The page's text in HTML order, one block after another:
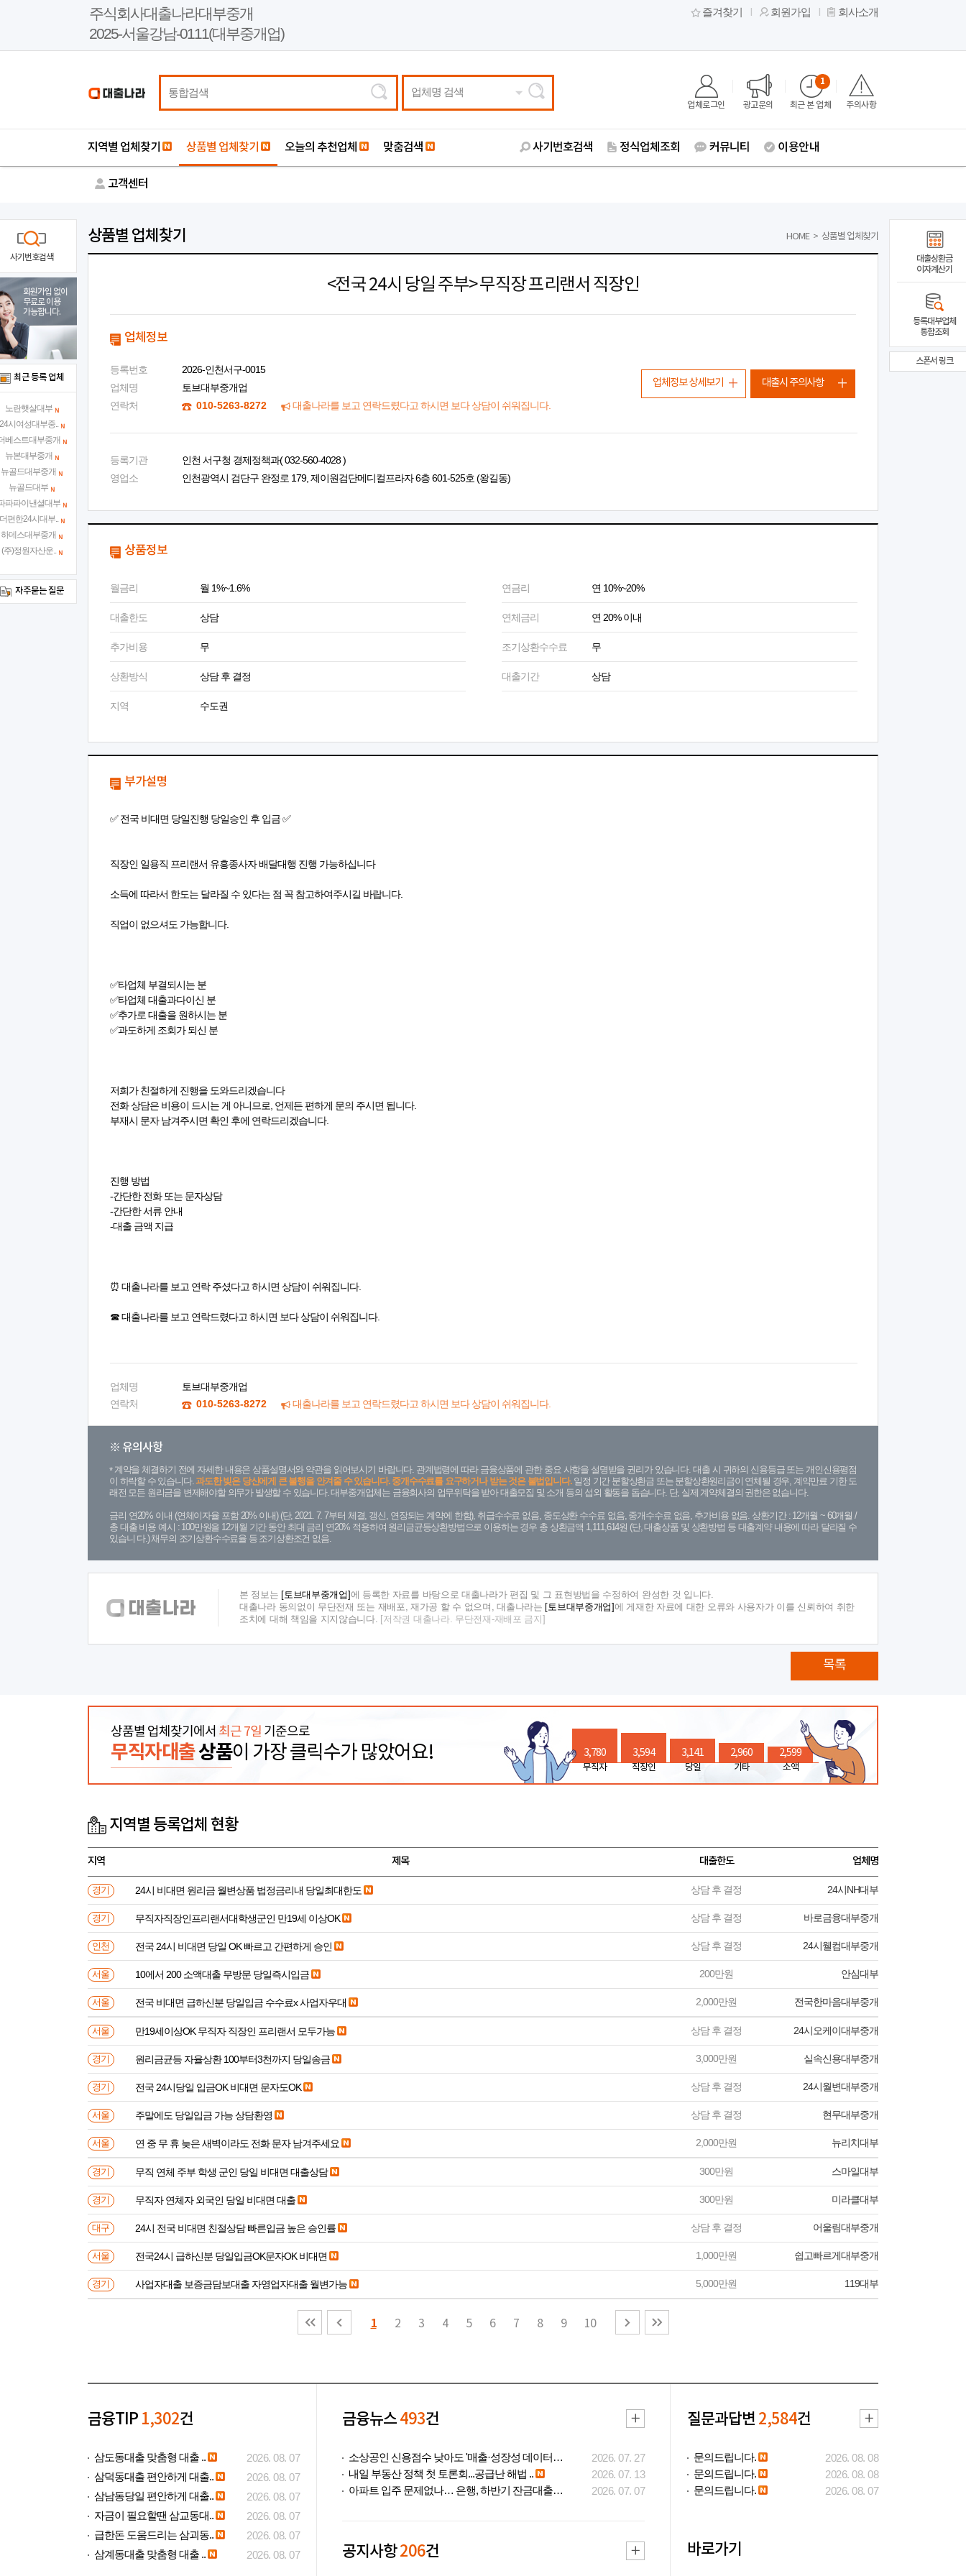
주식회사대출나라대부중개
2025-서울강남-0111(대부중개업)
즐겨찾기 회원가입 회사소개
업체명 검색
업체로그인 광고문의 최근 본 업체
1
주의사항
지역별 업체찾기 상품별 업체찾기 오늘의 추천업체 맞춤검색 사기번호검색 정식업체조회 커뮤니티 이용안내
고객센터
상품별 업체찾기 HOME > 상품별 업체찾기
<전국 24시 당일 주부> 무직장 프리랜서 직장인
업체정보
등록번호
2026-인천서구-0015
업체명
토브대부중개업
연락처
010-5263-8272 대출나라를 보고 연락드렸다고 하시면 보다 상담이 쉬워집니다.
등록기관
인천 서구청 경제정책과( 032-560-4028 )
영업소
인천광역시 검단구 완정로 179, 제이원검단메디컬프라자 6층 601-525호 (왕길동)
업체정보 상세보기 대출시 주의사항
상품정보
월금리 월 1%~1.6% 연금리 연 10%~20%
대출한도 상담 연체금리 연 20% 이내
추가비용 무 조기상환수수료 무
상환방식 상담 후 결정 대출기간 상담
지역 수도권
부가설명
✅ 전국 비대면 당일진행 당일승인 후 입금 ✅
직장인 일용직 프리랜서 유흥종사자 배달대행 진행 가능하십니다
소득에 따라서 한도는 달라질 수 있다는 점 꼭 참고하여주시길 바랍니다.
직업이 없으셔도 가능합니다.
✅타업체 부결되시는 분
✅타업체 대출과다이신 분
✅추가로 대출을 원하시는 분
✅과도하게 조회가 되신 분
저희가 친절하게 진행을 도와드리겠습니다
전화 상담은 비용이 드시는 게 아니므로, 언제든 편하게 문의 주시면 됩니다.
부재시 문자 남겨주시면 확인 후에 연락드리겠습니다.
진행 방법
-간단한 전화 또는 문자상담
-간단한 서류 안내
-대출 금액 지급
⏰ 대출나라를 보고 연락 주셨다고 하시면 상담이 쉬워집니다.
☎ 대출나라를 보고 연락드렸다고 하시면 보다 상담이 쉬워집니다.
업체명
토브대부중개업
연락처
010-5263-8272 대출나라를 보고 연락드렸다고 하시면 보다 상담이 쉬워집니다.
※ 유의사항
계약을 체결하기 전에 자세한 내용은 상품설명서와 약관을 읽어보시기 바랍니다. 관계법령에 따라 금융상품에 관한 중요 사항을 설명받을 권리가 있습니다. 대출 시 귀하의 신용등급 또는 개인신용평점
이 하락할 수 있습니다.과도한 빚은 당신에게 큰 불행을 안겨줄 수 있습니다. 중개수수료를 요구하거나 받는 것은 불법입니다.일정 기간 분할상환금 또는 분할상환원리금이 연체될 경우, 계약만료 기한 도
래전 모든 원리금을 변제해야할 의무가 발생할 수 있습니다. 대부중개업체는 금융회사의 업무위탁을 받아 대출모집 및 소개 등의 섭외 활동을 돕습니다. 단, 실제 계약체결의 권한은 없습니다.
금리 연20% 이내 (연체이자율 포함 20% 이내) (단, 2021. 7. 7부터 체결, 갱신, 연장되는 계약에 한함), 취급수수료 없음, 중도상환 수수료 없음, 중개수수료 없음, 추가비용 없음. 상환기간 : 12개월 ~ 60개월 /
총 대출 비용 예시 : 100만원을 12개월 기간 동안 최대 금리 연20% 적용하여 원리금균등상환방법으로 이용하는 경우 총 상환금액 1,111,614원 (단, 대출상품 및 상환방법 등 대출계약 내용에 따라 달라질 수
있습니 다.) 채무의 조기상환수수료율 등 조기상환조건 없음.
본 정보는 [토브대부중개업] 에 등록한 자료를 바탕으로 대출나라가 편집 및 그 표현방법을 수정하여 완성한 것 입니다.
대출나라 동의없이 무단전재 또는 재배포, 재가공 할 수 없으며, 대출나라는
[토브대부중개업] 에 게재한 자료에 대한 오류와 사용자가 이를 신뢰하여 취한
조치에 대해 책임을 지지않습니다.
[저작권 대출나라. 무단전재-재배포 금지]
목록
상품별 업체찾기에서 최근 7일 기준으로
무직자대출상품이 가장 클릭수가 많았어요! 3,780
무직자
3,594
직장인
3,141
당일
2,960
기타
2,599
소액
지역별 등록업체 현황
지역 제목 대출한도 업체명
경기 24시 비대면 원리금 월변상품 법정금리내 당일최대한도 상담 후 결정 24시NH대부
경기 무직자직장인프리랜서대학생군인 만19세 이상OK 상담 후 결정 바로금융대부중개
인천 전국 24시 비대면 당일 OK 빠르고 간편하게 승인 상담 후 결정 24시웰컴대부중개
서울 10에서 200 소액대출 무방문 당일즉시입금 200만원 안심대부
서울 전국 비대면 급하신분 당일입금 수수료x 사업자우대 2,000만원 전국한마음대부중개
서울 만19세이상OK 무직자 직장인 프리랜서 모두가능 상담 후 결정 24시오케이대부중개
경기 원리금균등 자율상환 100부터3천까지 당일송금 3,000만원 실속신용대부중개
경기 전국 24시당일 입금OK 비대면 문자도OK 상담 후 결정 24시월변대부중개
서울 주말에도 당일입금 가능 상담환영 상담 후 결정 현무대부중개
서울 연 중 무 휴 늦은 새벽이라도 전화 문자 남겨주세요 2,000만원 뉴리치대부
경기 무직 연체 주부 학생 군인 당일 비대면 대출상담 300만원 스마일대부
경기 무직자 연체자 외국인 당일 비대면 대출 300만원 미라클대부
대구 24시 전국 비대면 친절상담 빠른입금 높은 승인률 상담 후 결정 어울림대부중개
서울 전국24시 급하신분 당일입금OK문자OK 비대면 1,000만원 쉽고빠르게대부중개
경기 사업자대출 보증금담보대출 자영업자대출 월변가능 5,000만원 119대부
1 2 3 4 5 6 7 8 9 10
사기번호검색
회원가입 없이
무료로 이용
가능합니다.
최근 등록 업체
노란햇살대부
시여성대부중..
베스트대부중개
뉴본대부중개
뉴골드대부중개
뉴골드대부
파파이낸셜대부
편한24시대부..
하데스대부중개
(주)정원자산운..
자주묻는 질문
대출상환금
이자계산기
등록대부업체
통합조회
스폰서 링크
금융TIP 1,302건
삼도동대출 맞춤형 대출 ..
2026. 08. 07
삼덕동대출 편안하게 대출..
2026. 08. 07
삼남동당일 편안하게 대출..
2026. 08. 07
자금이 필요할땐 삼교동대..
2026. 08. 07
급한돈 도움드리는 삼괴동..
2026. 08. 07
삼계동대출 맞춤형 대출 ..
2026. 08. 07
금융뉴스493건
소상공인 신용점수 낮아도 '매출·성장성 데이터..
2026. 07. 27
내일 부동산 정책 첫 토론회...공급난 해법 ..
2026. 07. 13
아파트 입주 문제없나… 은행, 하반기 잔금대출..
2026. 07. 07
공지사항206건
질문과답변 2,584건
문의드립니다.
2026. 08. 08
문의드립니다.
2026. 08. 08
문의드립니다.
2026. 08. 07
바로가기